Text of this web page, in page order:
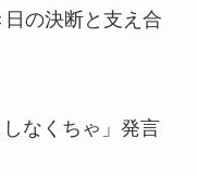
の決断と支え合
なくちゃ」発言